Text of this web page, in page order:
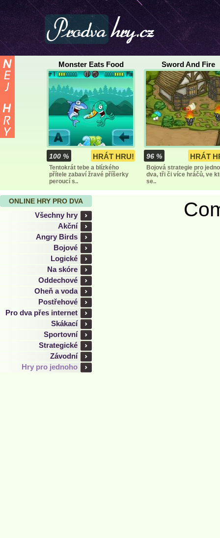
Monster Eats Food
100 % HRÁT HRU!
Tentokrát tebe a blízkého
přítele zabaví žravé příšerky
peroucí s..
Sword And Fire
96 % HRÁT
Bojová strategie pro
dva, tři či více hráčů, ve
se..
ONLINE HRY PRO DVA
Všechny hry
Akční
Angry Birds
Bojové
Logické
Na skóre
Oddechové
Oheň a voda
Postřehové
Pro dva přes internet
Skákací
Sportovní
Strategické
Závodní
Hry pro jednoho